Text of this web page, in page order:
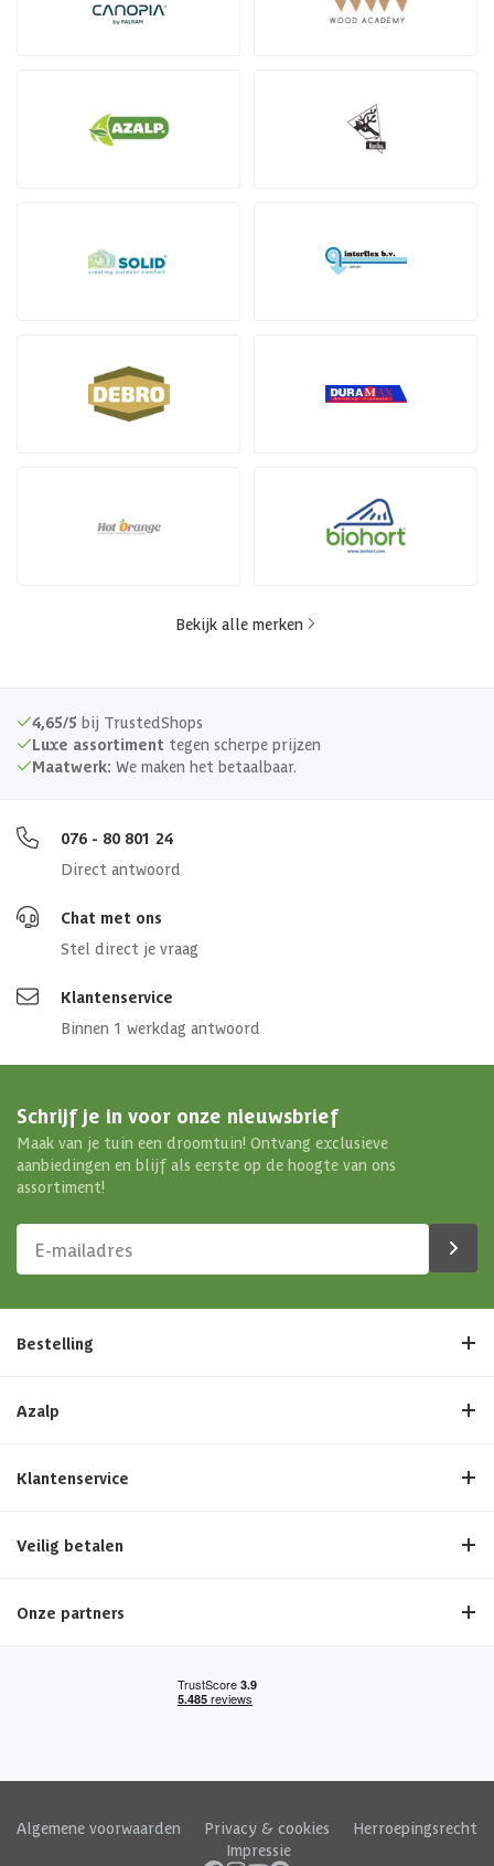
Bekijk alle merken
4,65/5 bij TrustedShops
Luxe assortiment tegen scherpe prijzen
Maatwerk: We maken het betaalbaar.
076 - 80 801 24
Direct antwoord
Chat met ons
Stel direct je vraag
Klantenservice
Binnen 1 werkdag antwoord
Schrijf je in voor onze nieuwsbrief
Maak van je tuin een droomtuin! Ontvang exclusieve
aanbiedingen en blijf als eerste op de hoogte van ons
assortiment!
Bestelling
Azalp
Klantenservice
Veilig betalen
Onze partners
Algemene voorwaarden Privacy & cookies
Herroepingsrecht
Impressie